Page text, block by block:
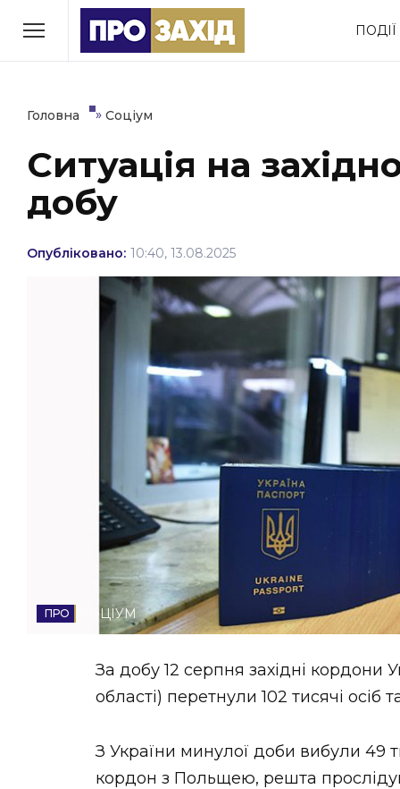
ПОДІЇ
РУБРИКИ
Економіка
Політика Соціум
Втрачений Ужгород
(відеоверсія)
ЗАКАРПАТСЬКІ НОВИНИ
НОВИНИ ЗАХІДНОЇ УКРАЇНИ
ФОТО
ВІДЕО
Головна » Соціум
Ситуація на
добу
Опубліковано: 10:40, 13.08.2025
СОЦІУМ
За добу 12 серпня західні кордони
області) перетнули 102 тисячі осіб
З України минулої доби вибули 49
кордон з Польщею, решта